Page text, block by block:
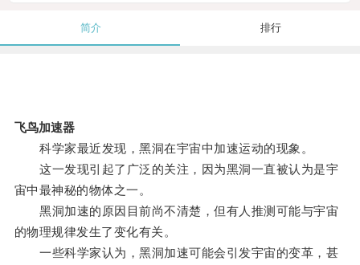
简介 排行
飞鸟加速器
科学家最近发现，黑洞在宇宙中加速运动的现象。
这一发现引起了广泛的关注，因为黑洞一直被认为是宇
宙中最神秘的物体之一。
黑洞加速的原因目前尚不清楚，但有人推测可能与宇宙
的物理规律发生了变化有关。
一些科学家认为，黑洞加速可能会引发宇宙的变革，甚